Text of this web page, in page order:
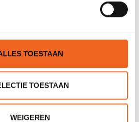
TOESTAAN
TOESTAAN
WEIGEREN
NEOPREEN
€49,00